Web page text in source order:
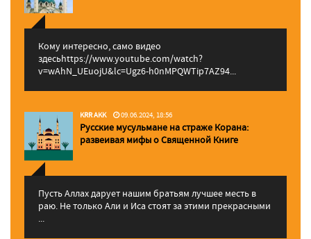
Кому интересно, само видео
здесьhttps://www.youtube.com/watch?
v=wAhN_UEuojU&lc=Ugz6-h0nMPQWTip7AZ94...
KRR AKK 09.06.2024, 18:56
Русские мусульмане на страже Корана:
pазвеивая мифы о Священной Книге
Пусть Аллах дарует нашим братьям лучшее месть в
раю. Не только Али и Иса стоят за этими прекрасными
...